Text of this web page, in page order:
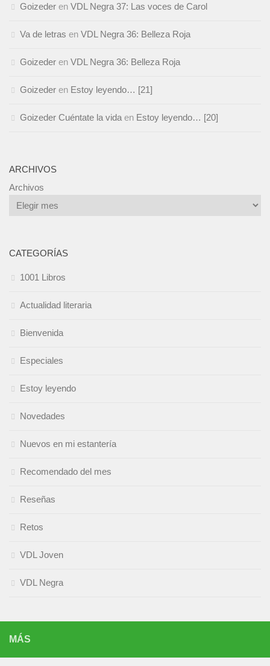
Goizeder en VDL Negra 37: Las voces de Carol
Va de letras en VDL Negra 36: Belleza Roja
Goizeder en VDL Negra 36: Belleza Roja
Goizeder en Estoy leyendo… [21]
Goizeder Cuéntate la vida en Estoy leyendo… [20]
ARCHIVOS
Archivos
CATEGORÍAS
1001 Libros
Actualidad literaria
Bienvenida
Especiales
Estoy leyendo
Novedades
Nuevos en mi estantería
Recomendado del mes
Reseñas
Retos
VDL Joven
VDL Negra
MÁS